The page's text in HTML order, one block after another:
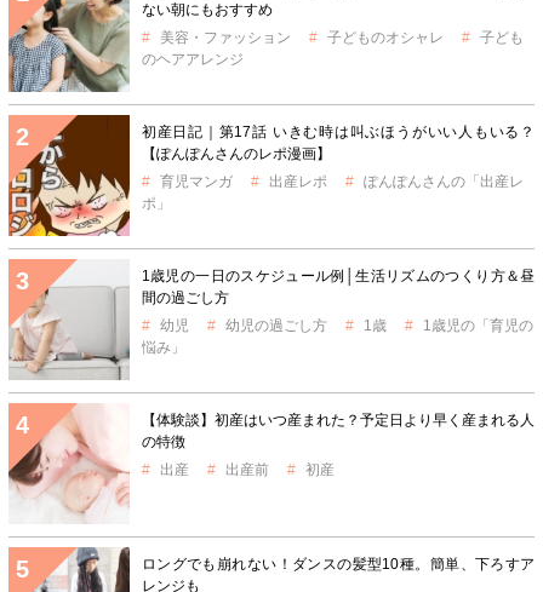
ない朝にもおすすめ
美容・ファッション
子どものオシャレ
子ども
のヘアアレンジ
初産日記｜第17話 いきむ時は叫ぶほうがいい人もいる？
【ぽんぽんさんのレポ漫画】
育児マンガ
出産レポ
ぽんぽんさんの「出産レ
ポ」
1歳児の一日のスケジュール例│生活リズムのつくり方＆昼
間の過ごし方
幼児
幼児の過ごし方 1歳
1歳児の「育児の
悩み」
【体験談】初産はいつ産まれた？予定日より早く産まれる人
の特徴
出産
出産前 初産
ロングでも崩れない！ダンスの髪型10種。簡単、下ろすア
レンジも